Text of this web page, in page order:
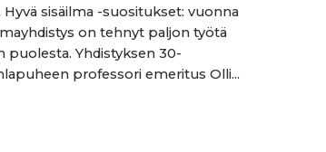
sisäilma -suositukset: vuonna
on tehnyt paljon työtä
puolesta. Yhdistyksen 30-
professori emeritus Olli...